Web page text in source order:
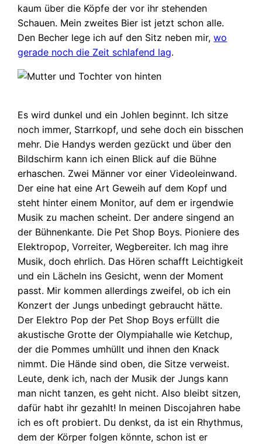
kaum über die Köpfe der vor ihr stehenden
Schauen. Mein zweites Bier ist jetzt schon alle.
Den Becher lege ich auf den Sitz neben mir,wo
gerade noch die Zeit schlafend lag.
Es wird dunkel und ein Johlen beginnt. Ich sitze
noch immer, Starrkopf, und sehe doch ein bisschen
mehr. Die Handys werden gezückt und über den
Bildschirm kann ich einen Blick auf die Bühne
erhaschen. Zwei Männer vor einer Videoleinwand.
Der eine hat eine Art Geweih auf dem Kopf und
steht hinter einem Monitor, auf dem er irgendwie
Musik zu machen scheint. Der andere singend an
der Bühnenkante. Die Pet Shop Boys. Pioniere des
Elektropop, Vorreiter, Wegbereiter. Ich mag ihre
Musik, doch ehrlich. Das Hören schafft Leichtigkeit
und ein Lächeln ins Gesicht, wenn der Moment
passt. Mir kommen allerdings zweifel, ob ich ein
Konzert der Jungs unbedingt gebraucht hätte.
Der Elektro Pop der Pet Shop Boys erfüllt die
akustische Grotte der Olympiahalle wie Ketchup,
der die Pommes umhüllt und ihnen den Knack
nimmt. Die Hände sind oben, die Sitze verweist.
Leute, denk ich, nach der Musik der Jungs kann
man nicht tanzen, es geht nicht. Also bleibt sitzen,
dafür habt ihr gezahlt! In meinen Discojahren habe
ich es oft probiert. Du denkst, da ist ein Rhythmus,
dem der Körper folgen könnte, schon ist er